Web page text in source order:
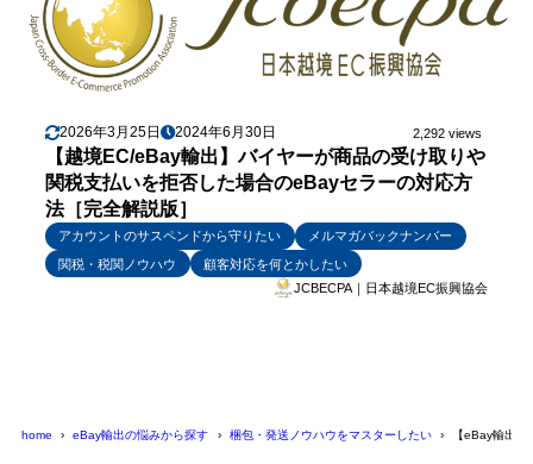
2026年3月25日 2024年6月30日 2,292 views
【越境EC/eBay輸出】バイヤーが商品の受け取りや
関税支払いを拒否した場合のeBayセラーの対応方
法［完全解説版］
アカウントのサスペンドから守りたい
メルマガバックナンバー
関税・税関ノウハウ
顧客対応を何とかしたい
JCBECPA｜日本越境EC振興協会
home eBay輸出の悩みから探す 梱包・発送ノウハウをマスターしたい 【eBay輸出